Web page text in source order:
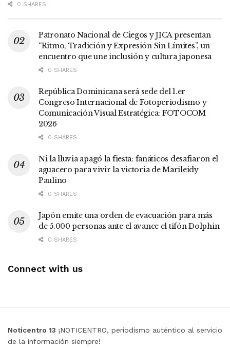
0 SHARES
Patronato Nacional de Ciegos y JICA presentan
“Ritmo, Tradición y Expresión Sin Límites”, un
encuentro que une inclusión y cultura japonesa
0 SHARES
República Dominicana será sede del 1.er
Congreso Internacional de Fotoperiodismo y
Comunicación Visual Estratégica: FOTOCOM
2026
0 SHARES
Ni la lluvia apagó la fiesta: fanáticos desafiaron el
aguacero para vivir la victoria de Marileidy
Paulino
0 SHARES
Japón emite una orden de evacuación para más
de 5.000 personas ante el avance el tifón Dolphin
0 SHARES
Connect with us
Noticentro 13 ¡NOTICENTRO, periodismo auténtico al servicio
de la información siempre!